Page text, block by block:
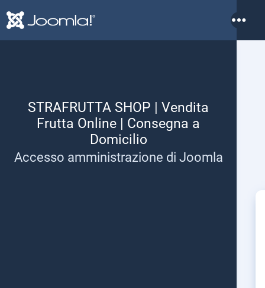
Altri
STRAFRUTTA SHOP | Vendita
Frutta Online | Consegna a
Domicilio
Accesso amministrazione di Joomla